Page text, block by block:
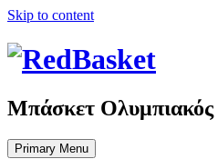
Skip to content
Μπάσκετ Ολυμπιακός
Primary Menu